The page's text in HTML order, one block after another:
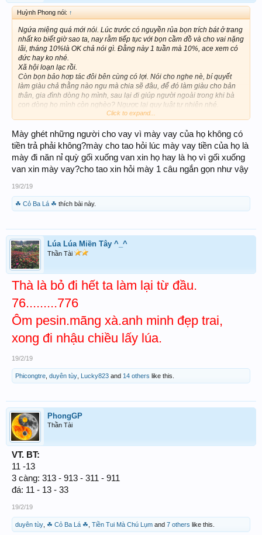
Huỳnh Phong nói: ↑
Ngứa miệng quá mới nói. Lúc trước có nguyền rủa bọn trích bát ở trang
nhất ko biết giờ sao ta, nay rằm tiếp tục với bọn cầm đồ và cho vai nặng
lãi, tháng 10%là OK chả nói gì. Đằng này 1 tuần mà 10%, ace xem có
đức hay ko nhé.
Xã hội loạn lạc rồi.
Còn bọn bảo hơp tác đôi bên cùng có lợi. Nói cho nghe nè, bí quyết
làm giàu chả thằng nào ngu mà chia sẽ đâu, để đó làm giàu cho bản
thân, gia đình dòng họ mình, sau lại đi giúp người ngoài trong khi bà
con dòng họ mình còn nghèo? Ngược lại quy luật tự nhiên nhé.
hãy nói chuyện nhân từ, lãi trên mức đó thì là im mồm ác lắm, mở
miệng ra nói giúp đỡ, đi chùa, ăn chai, chi vậy, cho bớt tội hả.
Bớt hay tăng thêm nghiệp, giờ chưa thấy nhưng quả báo nhẳn tiền. Đời
cha ăn mặn đời con khác nước thôi.
Click to expand...
Mày ghét những người cho vay vì mày vay của họ không có
tiền trả phải không?mày cho tao hỏi lúc mày vay tiền của họ là
mày đi năn nỉ quỳ gối xuống van xin họ hay là họ vì gối xuống
van xin mày vay?cho tao xin hỏi mày 1 câu ngắn gọn như vậy
19/2/19
☘ Cỏ Ba Lá ☘ thích bài này.
Lúa Lúa Miền Tây ^_^
Thần Tài
Thà là bỏ đi hết ta làm lại từ đầu.
76.........776
Ôm pesin.mãng xà.anh minh đẹp trai,
xong đi nhậu chiều lấy lúa.
19/2/19
Phicongtre duyên tùy Lucky823 and 14 others like this.
PhongGP
Thần Tài
VT. BT:
11 -13
3 càng: 313 - 913 - 311 - 911
đá: 11 - 13 - 33
19/2/19
duyên tùy ☘ Cỏ Ba Lá ☘ Tiền Tui Mà Chú Lụm and 7 others like this.